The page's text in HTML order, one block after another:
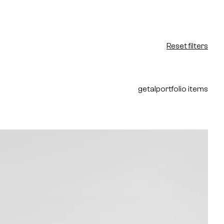
Reset filters
getalportfolio items